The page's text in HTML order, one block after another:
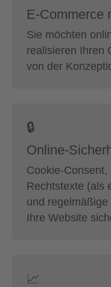
E-Commerce
Sie möchten
realisieren Ihren
von der
🔒
Online-
Cookie-
Rechtstexte (als
und
Ihre Website
📈